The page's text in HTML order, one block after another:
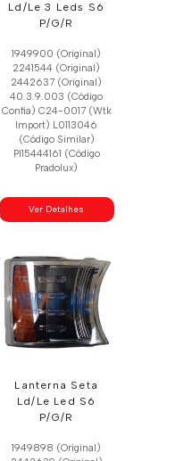
Ld/Le 3 Leds S6
P/G/R
1949900 (Original)
2241544 (Original)
2442637 (Original)
40.3.9.003 (Código
Confia) C24-0017 (Wtk
Import) L0113046
(Código Similar)
Pl15444161 (Código
Pradolux)
Ver Detalhes
Lanterna Seta
Ld/Le Led S6
P/G/R
1949898 (Original)